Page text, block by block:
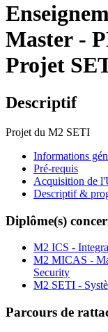
Master -
Projet
Descriptif
Projet du M2 SETI
Informations
Pré-requis
Acquisition de
Descriptif &
Diplôme(s)
M2 ICS -
M2 MICAS -
Security
M2 SETI -
Parcours de